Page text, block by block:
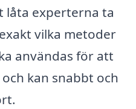
experterna ta
vilka metoder
användas för att
kan snabbt och